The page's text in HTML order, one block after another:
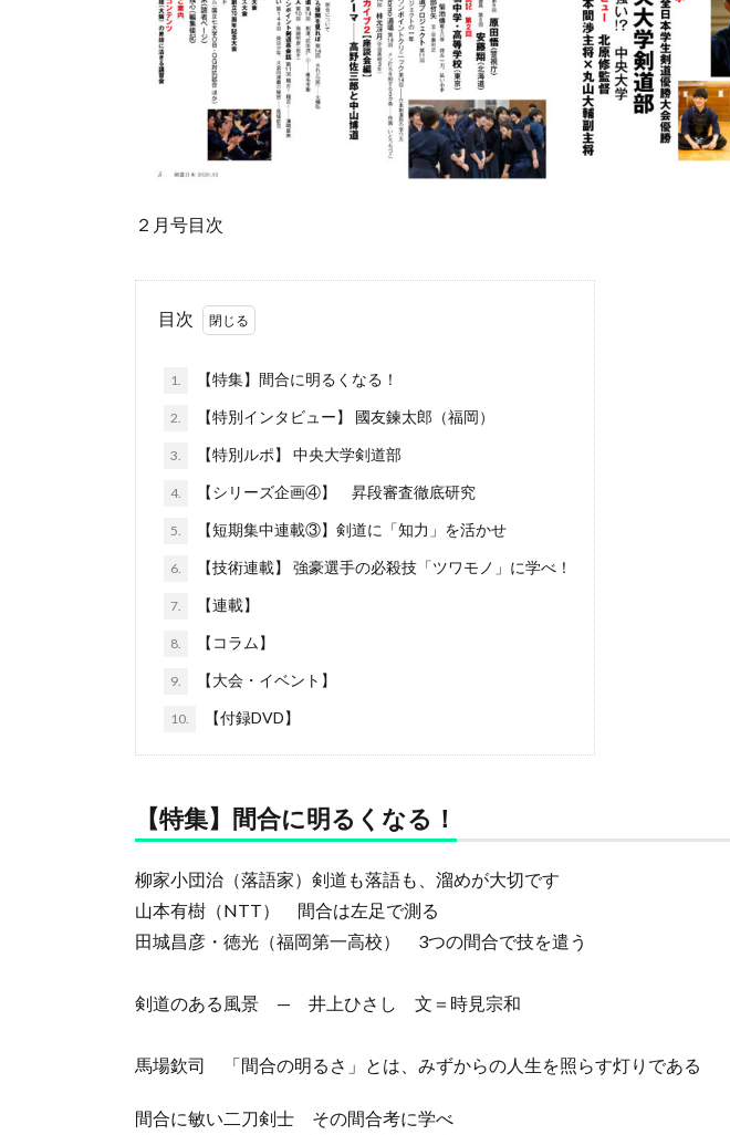
２月号目次
目次
1. 【特集】間合に明るくなる！
2. 【特別インタビュー】 國友鍊太郎（福岡）
3. 【特別ルポ】 中央大学剣道部
4. 【シリーズ企画④】 昇段審査徹底研究
5. 【短期集中連載③】剣道に「知力」を活かせ
6. 【技術連載】 強豪選手の必殺技「ツワモノ」に学べ！
7. 【連載】
8. 【コラム】
9. 【大会・イベント】
10. 【付録DVD】
【特集】間合に明るくなる！
柳家小団治（落語家）剣道も落語も、溜めが大切です
山本有樹（NTT） 間合は左足で測る
田城昌彦・徳光（福岡第一高校） 3つの間合で技を遣う
剣道のある風景 — 井上ひさし 文＝時見宗和
馬場欽司 「間合の明るさ」とは、みずからの人生を照らす灯りである
間合に敏い二刀剣士 その間合考に学べ